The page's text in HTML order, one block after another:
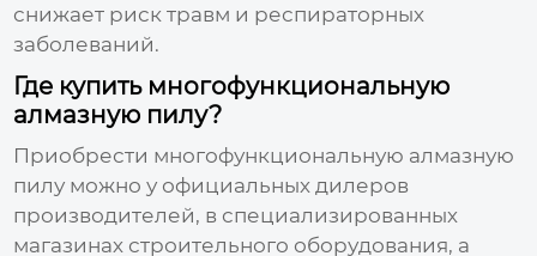
снижает риск травм и респираторных
заболеваний.
Где купить многофункциональную
алмазную пилу?
Приобрести многофункциональную алмазную
пилу можно у официальных дилеров
производителей, в специализированных
магазинах строительного оборудования, а